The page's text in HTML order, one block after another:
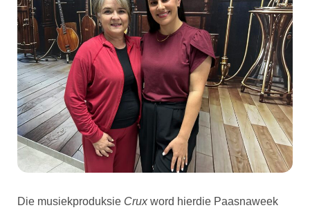
Die musiekproduksie Cruxword hierdie Paasnaweek